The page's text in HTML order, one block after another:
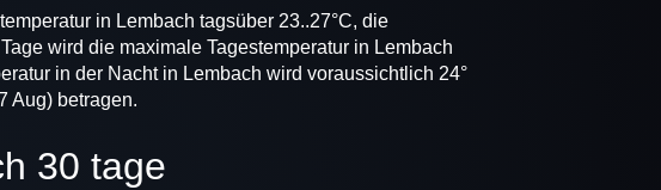
in Lembach tagsüber 23..27°C, die
wird die maximale Tagestemperatur in Lembach
in der Nacht in Lembach wird voraussichtlich 24°
Aug) betragen.
30 tage